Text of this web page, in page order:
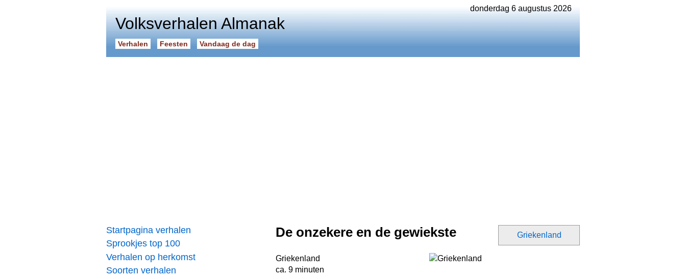
donderdag 6 augustus 2026
Volksverhalen Almanak
Verhalen Feesten Vandaag de dag
Startpagina verhalen
Sprookjes top 100
Verhalen op herkomst
Soorten verhalen
Griekenland
De onzekere en de gewiekste
Griekenland
ca. 9 minuten